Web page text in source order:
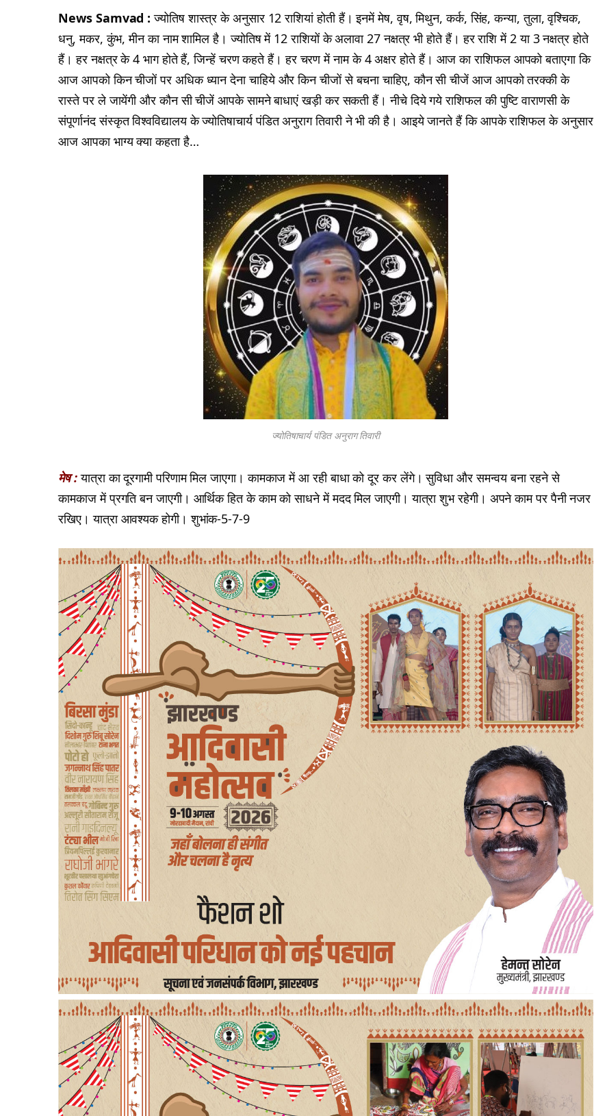
News Samvad : ज्योतिष शास्त्र के अनुसार 12 राशियां होती हैं। इनमें मेष, वृष, मिथुन, कर्क, सिंह, कन्या, तुला, वृश्चिक,
धनु, मकर, कुंभ, मीन का नाम शामिल है। ज्योतिष में 12 राशियों के अलावा 27 नक्षत्र भी होते हैं। हर राशि में 2 या 3 नक्षत्र होते
हैं। हर नक्षत्र के 4 भाग होते हैं, जिन्हें चरण कहते हैं। हर चरण में नाम के 4 अक्षर होते हैं। आज का राशिफल आपको बताएगा कि
आज आपको किन चीजों पर अधिक ध्यान देना चाहिये और किन चीजों से बचना चाहिए, कौन सी चीजें आज आपको तरक्की के
रास्ते पर ले जायेंगी और कौन सी चीजें आपके सामने बाधाएं खड़ी कर सकती हैं। नीचे दिये गये राशिफल की पुष्टि वाराणसी के
संपूर्णानंद संस्कृत विश्वविद्यालय के ज्योतिषाचार्य पंडित अनुराग तिवारी ने भी की है। आइये जानते हैं कि आपके राशिफल के अनुसार
आज आपका भाग्य क्या कहता है…
ज्योतिषाचार्य पंडित अनुराग तिवारी
मेष : यात्रा का दूरगामी परिणाम मिल जाएगा। कामकाज में आ रही बाधा को दूर कर लेंगे। सुविधा और समन्वय बना रहने से
कामकाज में प्रगति बन जाएगी। आर्थिक हित के काम को साधने में मदद मिल जाएगी। यात्रा शुभ रहेगी। अपने काम पर पैनी नजर
रखिए। यात्रा आवश्यक होगी। शुभांक-5-7-9